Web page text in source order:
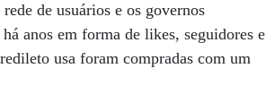
de usuários e os governos
anos em forma de likes, seguidores e
usa foram compradas com um